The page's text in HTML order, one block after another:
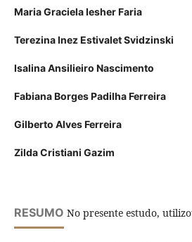
Maria Graciela Iesher Faria
Terezina Inez Estivalet Svidzinski
Isalina Ansilieiro Nascimento
Fabiana Borges Padilha Ferreira
Gilberto Alves Ferreira
Zilda Cristiani Gazim
RESUMO No presente estudo,